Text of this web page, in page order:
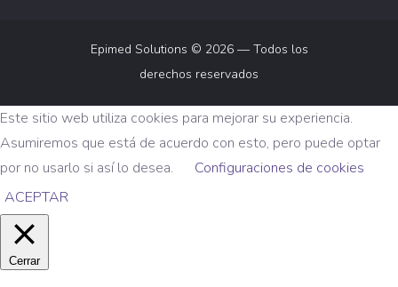
Epimed Solutions © 2026 — Todos los
derechos reservados
Este sitio web utiliza cookies para mejorar su experiencia.
Asumiremos que está de acuerdo con esto, pero puede optar
por no usarlo si así lo desea.
Configuraciones de cookies
ACEPTAR
Cerrar